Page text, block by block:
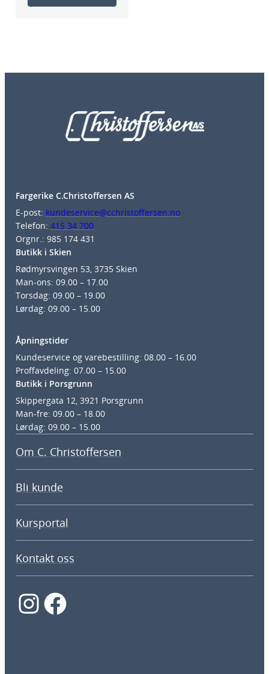
Fargerike C.Christoffersen AS
E-post: kundeservice@cchristoffersen.no
Telefon: 415 34 700
Orgnr.: 985 174 431
Butikk i Skien
Rødmyrsvingen 53, 3735 Skien
Man-ons: 09.00 – 17.00
Torsdag: 09.00 – 19.00
Lørdag: 09.00 – 15.00
Åpningstider
Kundeservice og varebestilling: 08.00 – 16.00
Proffavdeling: 07.00 – 15.00
Butikk i Porsgrunn
Skippergata 12, 3921 Porsgrunn
Man-fre: 09.00 – 18.00
Lørdag: 09.00 – 15.00
Om C. Christoffersen
Bli kunde
Kursportal
Kontakt oss
InstagramFacebook